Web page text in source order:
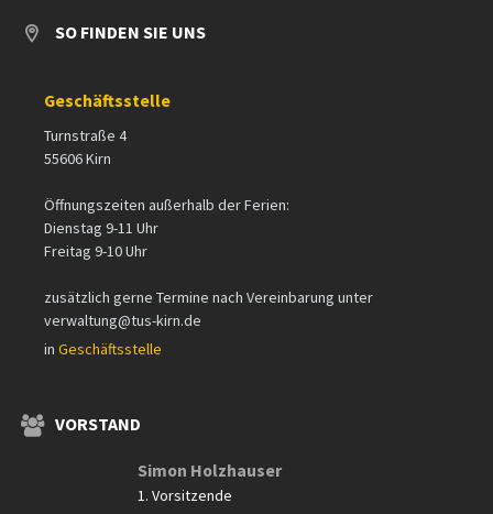
SO FINDEN SIE UNS
Geschäftsstelle
Turnstraße 4
55606 Kirn
Öffnungszeiten außerhalb der Ferien:
Dienstag 9-11 Uhr
Freitag 9-10 Uhr
zusätzlich gerne Termine nach Vereinbarung unter
verwaltung@tus-kirn.de
in Geschäftsstelle
VORSTAND
Simon Holzhauser
1. Vorsitzende